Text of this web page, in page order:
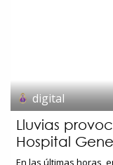
digital
Lluvias
Hospital
En las últimas horas,